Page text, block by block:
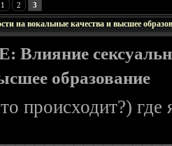
1 2 3
на вокальные качества и высшее
Влияние
образование
происходит?) где